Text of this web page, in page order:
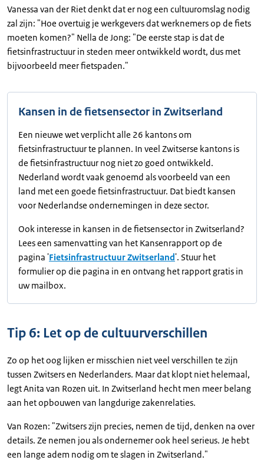
Vanessa van der Riet denkt dat er nog een cultuuromslag nodig
zal zijn: "Hoe overtuig je werkgevers dat werknemers op de fiets
moeten komen?" Nella de Jong: "De eerste stap is dat de
fietsinfrastructuur in steden meer ontwikkeld wordt, dus met
bijvoorbeeld meer fietspaden."
Kansen in de fietsensector in Zwitserland
Een nieuwe wet verplicht alle 26 kantons om
fietsinfrastructuur te plannen. In veel Zwitserse kantons is
de fietsinfrastructuur nog niet zo goed ontwikkeld.
Nederland wordt vaak genoemd als voorbeeld van een
land met een goede fietsinfrastructuur. Dat biedt kansen
voor Nederlandse ondernemingen in deze sector.
Ook interesse in kansen in de fietsensector in Zwitserland?
Lees een samenvatting van het Kansenrapport op de
pagina 'Fietsinfrastructuur Zwitserland'. Stuur het
formulier op die pagina in en ontvang het rapport gratis in
uw mailbox.
Tip 6: Let op de cultuurverschillen
Zo op het oog lijken er misschien niet veel verschillen te zijn
tussen Zwitsers en Nederlanders. Maar dat klopt niet helemaal,
legt Anita van Rozen uit. In Zwitserland hecht men meer belang
aan het opbouwen van langdurige zakenrelaties.
Van Rozen: "Zwitsers zijn precies, nemen de tijd, denken na over
details. Ze nemen jou als ondernemer ook heel serieus. Je hebt
een lange adem nodig om te slagen in Zwitserland."